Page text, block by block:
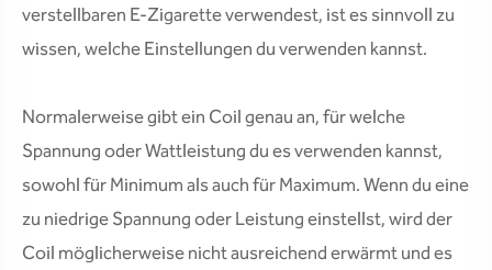
verstellbaren E-Zigarette verwendest, ist es sinnvoll zu
wissen, welche Einstellungen du verwenden kannst.
Normalerweise gibt ein Coil genau an, für welche
Spannung oder Wattleistung du es verwenden kannst,
sowohl für Minimum als auch für Maximum. Wenn du eine
zu niedrige Spannung oder Leistung einstellst, wird der
Coil möglicherweise nicht ausreichend erwärmt und es